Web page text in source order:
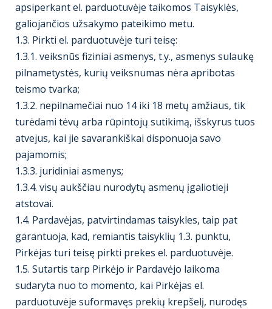
apsiperkant el. parduotuvėje taikomos Taisyklės,
galiojančios užsakymo pateikimo metu.
1.3. Pirkti el. parduotuvėje turi teisę:
1.3.1. veiksnūs fiziniai asmenys, t.y., asmenys sulaukę
pilnametystės, kurių veiksnumas nėra apribotas
teismo tvarka;
1.3.2. nepilnamečiai nuo 14 iki 18 metų amžiaus, tik
turėdami tėvų arba rūpintojų sutikimą, išskyrus tuos
atvejus, kai jie savarankiškai disponuoja savo
pajamomis;
1.3.3. juridiniai asmenys;
1.3.4. visų aukščiau nurodytų asmenų įgaliotieji
atstovai.
1.4. Pardavėjas, patvirtindamas taisykles, taip pat
garantuoja, kad, remiantis taisyklių 1.3. punktu,
Pirkėjas turi teisę pirkti prekes el. parduotuvėje.
1.5. Sutartis tarp Pirkėjo ir Pardavėjo laikoma
sudaryta nuo to momento, kai Pirkėjas el.
parduotuvėje suformavęs prekių krepšelį, nurodęs